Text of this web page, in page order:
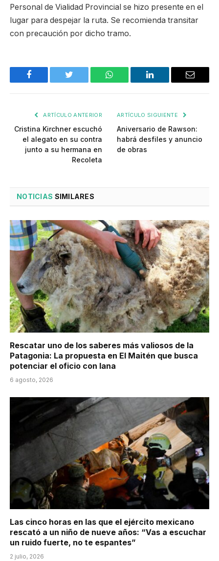
Personal de Vialidad Provincial se hizo presente en el
lugar para despejar la ruta. Se recomienda transitar
con precaución por dicho tramo.
Facebook Twitter WhatsApp LinkedIn Email
ARTÍCULO ANTERIOR
Cristina Kirchner escuchó
el alegato en su contra
junto a su hermana en
Recoleta
ARTÍCULO SIGUIENTE
Aniversario de Rawson:
habrá desfiles y anuncio
de obras
NOTICIAS SIMILARES
Rescatar uno de los saberes más valiosos de la
Patagonia: La propuesta en El Maitén que busca
potenciar el oficio con lana
6 agosto, 2026
Las cinco horas en las que el ejército mexicano
rescató a un niño de nueve años: “Vas a escuchar
un ruido fuerte, no te espantes”
2 julio, 2026